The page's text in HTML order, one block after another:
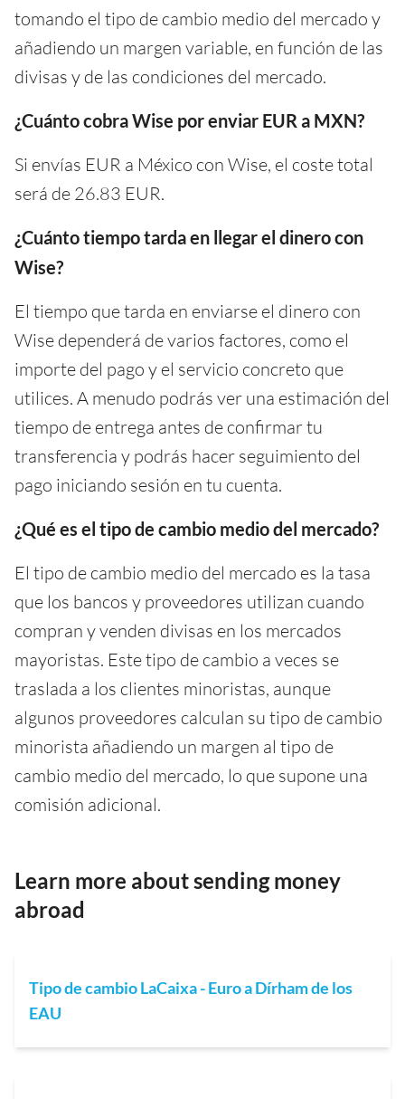
tomando el tipo de cambio medio del mercado y
añadiendo un margen variable, en función de las
divisas y de las condiciones del mercado.
¿Cuánto cobra Wise por enviar EUR a MXN?
Si envías EUR a México con Wise, el coste total
será de 26.83 EUR.
¿Cuánto tiempo tarda en llegar el dinero con
Wise?
El tiempo que tarda en enviarse el dinero con
Wise dependerá de varios factores, como el
importe del pago y el servicio concreto que
utilices. A menudo podrás ver una estimación del
tiempo de entrega antes de confirmar tu
transferencia y podrás hacer seguimiento del
pago iniciando sesión en tu cuenta.
¿Qué es el tipo de cambio medio del mercado?
El tipo de cambio medio del mercado es la tasa
que los bancos y proveedores utilizan cuando
compran y venden divisas en los mercados
mayoristas. Este tipo de cambio a veces se
traslada a los clientes minoristas, aunque
algunos proveedores calculan su tipo de cambio
minorista añadiendo un margen al tipo de
cambio medio del mercado, lo que supone una
comisión adicional.
Learn more about sending money
abroad
Tipo de cambio LaCaixa - Euro a Dírham de los
EAU